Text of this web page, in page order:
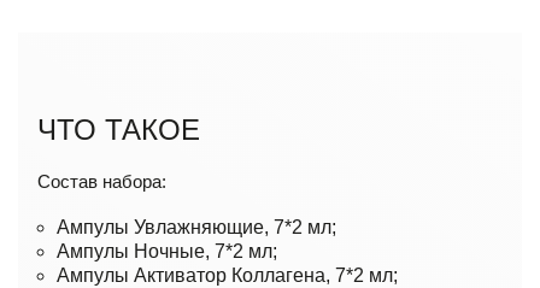
ЧТО ТАКОЕ
Состав набора:
Ампулы Увлажняющие, 7*2 мл;
Ампулы Ночные, 7*2 мл;
Ампулы Активатор Коллагена, 7*2 мл;